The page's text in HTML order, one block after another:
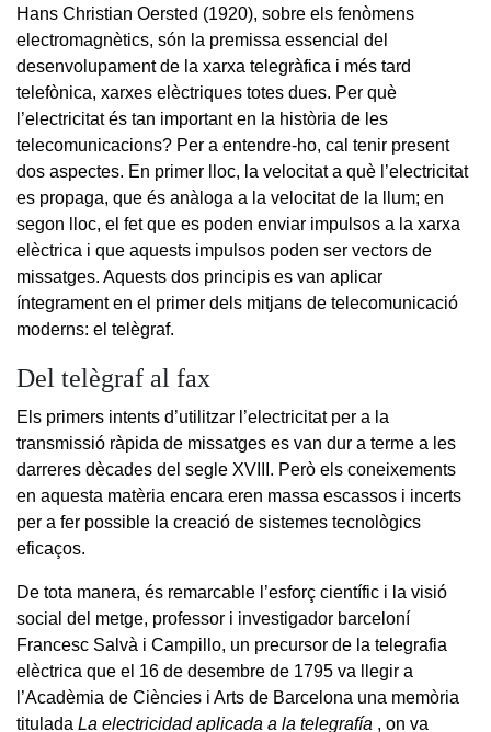
Hans Christian Oersted (1920), sobre els fenòmens
electromagnètics, són la premissa essencial del
desenvolupament de la xarxa telegràfica i més tard
telefònica, xarxes elèctriques totes dues. Per què
l’electricitat és tan important en la història de les
telecomunicacions? Per a entendre-ho, cal tenir present
dos aspectes. En primer lloc, la velocitat a què l’electricitat
es propaga, que és anàloga a la velocitat de la llum; en
segon lloc, el fet que es poden enviar impulsos a la xarxa
elèctrica i que aquests impulsos poden ser vectors de
missatges. Aquests dos principis es van aplicar
íntegrament en el primer dels mitjans de telecomunicació
moderns: el telègraf.
Del telègraf al fax
Els primers intents d’utilitzar l’electricitat per a la
transmissió ràpida de missatges es van dur a terme a les
darreres dècades del segle XVIII. Però els coneixements
en aquesta matèria encara eren massa escassos i incerts
per a fer possible la creació de sistemes tecnològics
eficaços.
De tota manera, és remarcable l’esforç científic i la visió
social del metge, professor i investigador barceloní
Francesc Salvà i Campillo, un precursor de la telegrafia
elèctrica que el 16 de desembre de 1795 va llegir a
l’Acadèmia de Ciències i Arts de Barcelona una memòria
titulada La electricidad aplicada a la telegrafía , on va